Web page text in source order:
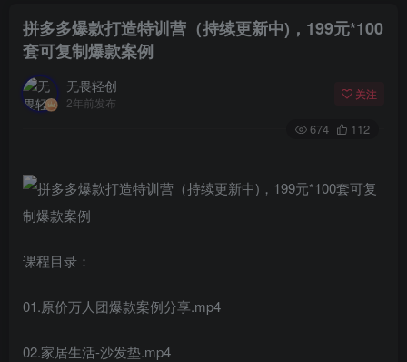
拼多多爆款打造特训营（持续更新中)，199元*100
套可复制爆款案例
无畏轻创
2年前发布
关注
674 112
课程目录：
01.原价万人团爆款案例分享.mp4
02.家居生活-沙发垫.mp4